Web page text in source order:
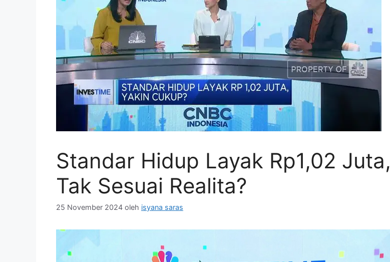
Standar Hidup Layak Rp1,02 Juta,
Tak Sesuai Realita?
25 November 2024 oleh isyana saras